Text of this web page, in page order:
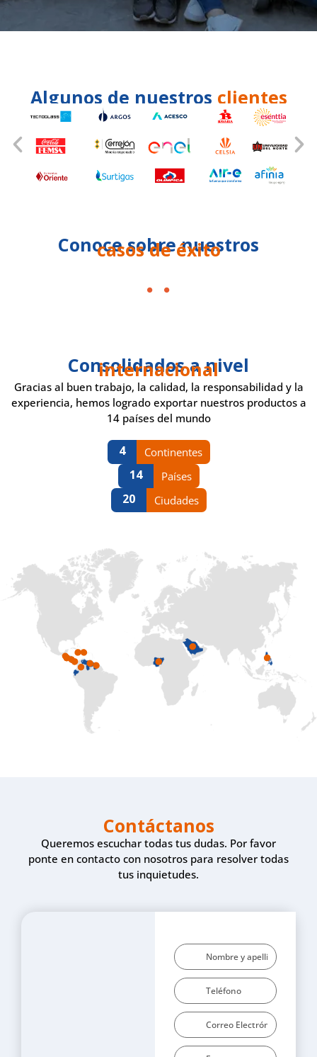
Algunos de nuestros clientes
Conoce sobre nuestros
casos de éxito
Consolidados a nivel
internacional
Gracias al buen trabajo, la calidad, la responsabilidad y la
experiencia, hemos logrado exportar nuestros productos a
14 países del mundo
4 Continentes
14 Países
20 Ciudades
Contáctanos
Queremos escuchar todas tus dudas. Por favor
ponte en contacto con nosotros para resolver todas
tus inquietudes.